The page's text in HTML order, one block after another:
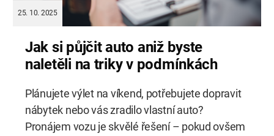
25. 10. 2025
Jak si půjčit auto aniž byste
naletěli na triky v podmínkách
Plánujete výlet na víkend, potřebujete dopravit
nábytek nebo vás zradilo vlastní auto?
Pronájem vozu je skvělé řešení – pokud ovšem